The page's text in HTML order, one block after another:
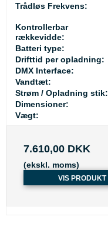
Trådløs Frekvens:
Kontrollerbar
rækkevidde:
Batteri type:
Drifttid per opladning:
DMX Interface:
Vandtæt:
Strøm / Opladning stik:
Dimensioner:
Vægt:
7.610,00 DKK
(ekskl. moms)
VIS PRODUKT